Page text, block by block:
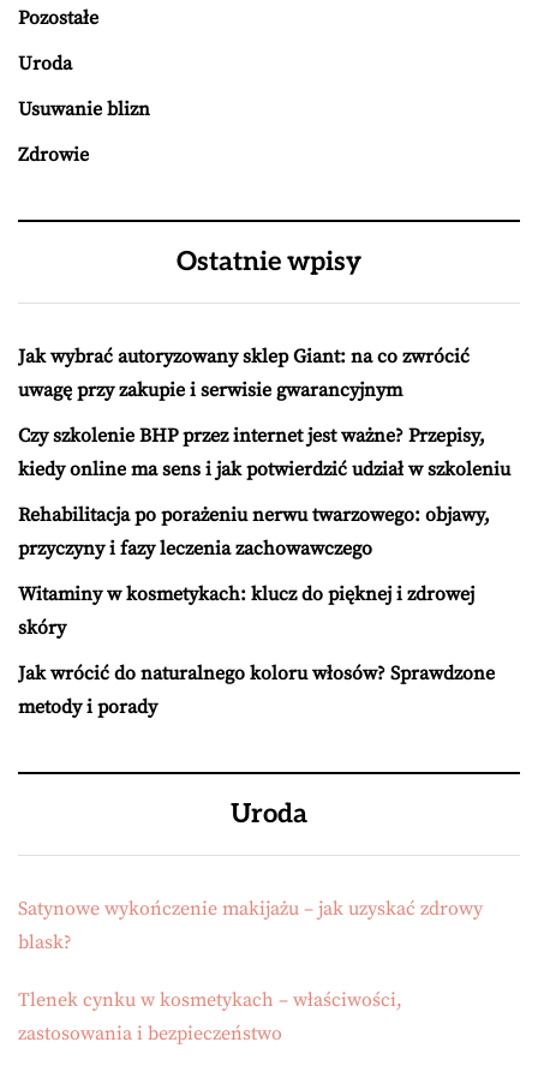
Pozostałe
Uroda
Usuwanie blizn
Zdrowie
Ostatnie wpisy
Jak wybrać autoryzowany sklep Giant: na co zwrócić
uwagę przy zakupie i serwisie gwarancyjnym
Czy szkolenie BHP przez internet jest ważne? Przepisy,
kiedy online ma sens i jak potwierdzić udział w szkoleniu
Rehabilitacja po porażeniu nerwu twarzowego: objawy,
przyczyny i fazy leczenia zachowawczego
Witaminy w kosmetykach: klucz do pięknej i zdrowej
skóry
Jak wrócić do naturalnego koloru włosów? Sprawdzone
metody i porady
Uroda
Satynowe wykończenie makijażu – jak uzyskać zdrowy
blask?
Tlenek cynku w kosmetykach – właściwości,
zastosowania i bezpieczeństwo